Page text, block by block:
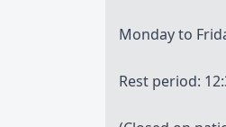
Monday to
Rest period: